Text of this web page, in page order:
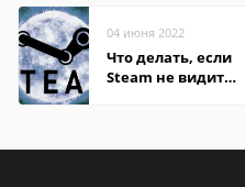
04 июня 2022
Что делать, если
Steam не видит